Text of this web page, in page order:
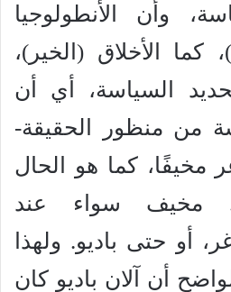
وأن الأنطولوجيا
كما الأخلاق (الخير)،
السياسة، أي أن
من منظور الحقيقة-
مخيفًا، كما هو الحال
مخيف سواء عند
أو حتى باديو. ولهذا
أن آلان باديو كان